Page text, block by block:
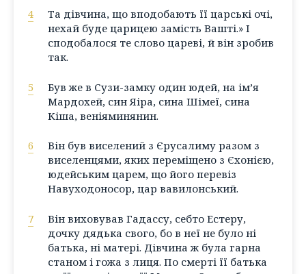
4
Та дівчина, що вподобають її царські очі,
нехай буде царицею замість Вашті.» І
сподобалося те слово цареві, й він зробив
так.
5
Був же в Сузи-замку один юдей, на ім’я
Мардохей, син Яіра, сина Шімеї, сина
Кіша, веніяминянин.
6
Він був виселений з Єрусалиму разом з
виселенцями, яких переміщено з Єхонією,
юдейським царем, що його перевіз
Навуходоносор, цар вавилонський.
7
Він виховував Гадассу, себто Естеру,
дочку дядька свого, бо в неї не було ні
батька, ні матері. Дівчина ж була гарна
станом і гожа з лиця. По смерті її батька